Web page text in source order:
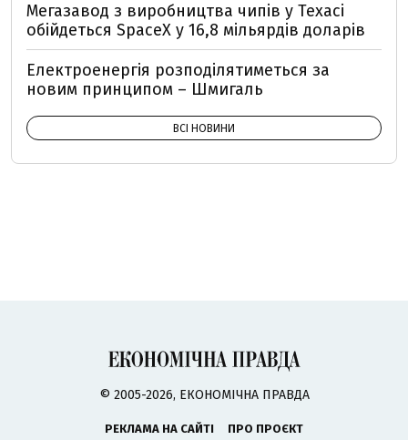
Мегазавод з виробництва чипів у Техасі
обійдеться SpaceX у 16,8 мільярдів доларів
Електроенергія розподілятиметься за
новим принципом – Шмигаль
ВСІ НОВИНИ
© 2005-2026, ЕКОНОМІЧНА ПРАВДА
РЕКЛАМА НА САЙТІ
ПРО ПРОЄКТ